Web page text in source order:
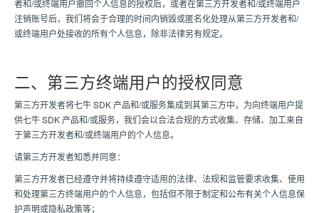
者和/或终端用户撤回个人信息的授权后，或者在第三方开发者和/或终端用户
注销账号后，我们将会于合理的时间内销毁或匿名化处理从第三方开发者和/
或终端用户处接收的所有个人信息，除非法律另有规定。
二、第三方终端用户的授权同意
第三方开发者将七牛 SDK 产品和/或服务集成到其第三方中，为向终端用户提
供七牛 SDK 产品和/或服务，我们会以合法合规的方式收集、存储、加工来自
于第三方开发者和/或终端用户的个人信息。
请第三方开发者知悉并同意：
第三方开发者已经遵守并将持续遵守适用的法律、法规和监管要求收集、使用
和处理第三方终端用户的个人信息，包括但不限于制定和公布有关个人信息保
护声明或隐私政策等；